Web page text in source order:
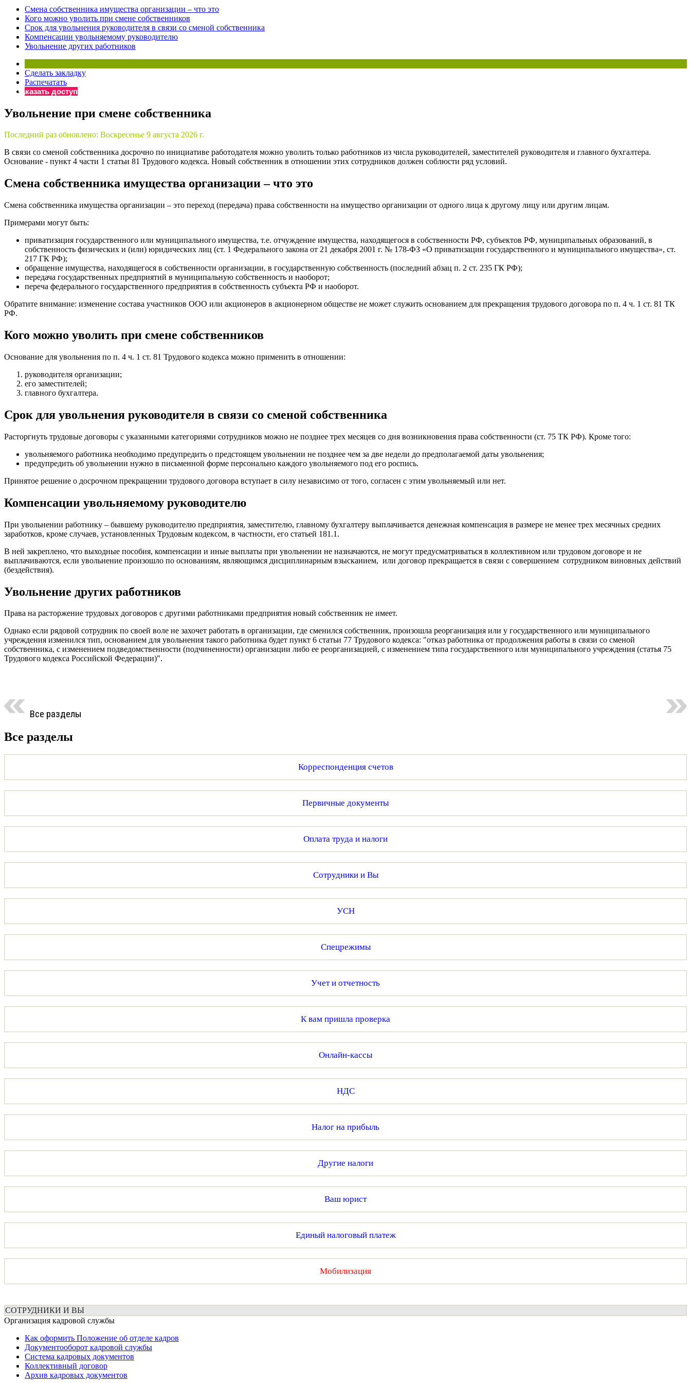
Бератор
«Практическая энциклопедия бухгалтера»
Материалы электронного журнала
«Практическая бухгалтерия»
Просто заполните форму, и мы вышлем вам на почту письмо с льготным счетом.
Смена собственника имущества организации – что это
Кого можно уволить при смене собственников
Срок для увольнения руководителя в связи со сменой собственника
Компенсации увольняемому руководителю
Увольнение других работников
Сделать закладку
Распечатать
Заказать доступ
Увольнение при смене собственника
Последний раз обновлено: Воскресенье 9 августа 2026 г.
В связи со сменой собственника досрочно по инициативе работодателя можно уволить только работников из числа руководителей, заместителей руководителя и главного бухгалтера.
Основание - пункт 4 части 1 статьи 81 Трудового кодекса. Новый собственник в отношении этих сотрудников должен соблюсти ряд условий.
Смена собственника имущества организации – что это
Смена собственника имущества организации – это переход (передача) права собственности на имущество организации от одного лица к другому лицу или другим лицам.
Примерами могут быть:
приватизация государственного или муниципального имущества, т.е. отчуждение имущества, находящегося в собственности РФ, субъектов РФ, муниципальных образований, в
собственность физических и (или) юридических лиц (ст. 1 Федерального закона от 21 декабря 2001 г. № 178-ФЗ «О приватизации государственного и муниципального имущества», ст.
217 ГК РФ);
обращение имущества, находящегося в собственности организации, в государственную собственность (последний абзац п. 2 ст. 235 ГК РФ);
передача государственных предприятий в муниципальную собственность и наоборот;
переча федерального государственного предприятия в собственность субъекта РФ и наоборот.
Обратите внимание: изменение состава участников ООО или акционеров в акционерном обществе не может служить основанием для прекращения трудового договора по п. 4 ч. 1 ст. 81 ТК
РФ.
Кого можно уволить при смене собственников
Основание для увольнения по п. 4 ч. 1 ст. 81 Трудового кодекса можно применить в отношении:
руководителя организации;
его заместителей;
главного бухгалтера.
Срок для увольнения руководителя в связи со сменой собственника
Расторгнуть трудовые договоры с указанными категориями сотрудников можно не позднее трех месяцев со дня возникновения права собственности (ст. 75 ТК РФ). Кроме того:
увольняемого работника необходимо предупредить о предстоящем увольнении не позднее чем за две недели до предполагаемой даты увольнения;
предупредить об увольнении нужно в письменной форме персонально каждого увольняемого под его роспись.
Принятое решение о досрочном прекращении трудового договора вступает в силу независимо от того, согласен с этим увольняемый или нет.
Компенсации увольняемому руководителю
При увольнении работнику – бывшему руководителю предприятия, заместителю, главному бухгалтеру выплачивается денежная компенсация в размере не менее трех месячных средних
заработков, кроме случаев, установленных Трудовым кодексом, в частности, его статьей 181.1.
В ней закреплено, что выходные пособия, компенсации и иные выплаты при увольнении не назначаются, не могут предусматриваться в коллективном или трудовом договоре и не
выплачиваются, если увольнение произошло по основаниям, являющимся дисциплинарным взысканием, или договор прекращается в связи с совершением сотрудником виновных действий
(бездействия).
Увольнение других работников
Права на расторжение трудовых договоров с другими работниками предприятия новый собственник не имеет.
Однако если рядовой сотрудник по своей воле не захочет работать в организации, где сменился собственник, произошла реорганизация или у государственного или муниципального
учреждения изменился тип, основанием для увольнения такого работника будет пункт 6 статьи 77 Трудового кодекса: "отказ работника от продолжения работы в связи со сменой
собственника, с изменением подведомственности (подчиненности) организации либо ее реорганизацией, с изменением типа государственного или муниципального учреждения (статья 75
Трудового кодекса Российской Федерации)".
Все разделы
Все разделы
Корреспонденция счетов
Первичные документы
Оплата труда и налоги
Сотрудники и Вы
УСН
Спецрежимы
Учет и отчетность
К вам пришла проверка
Онлайн-кассы
НДС
Налог на прибыль
Другие налоги
Ваш юрист
Единый налоговый платеж
Мобилизация
СОТРУДНИКИ И ВЫ
Организация кадровой службы
Как оформить Положение об отделе кадров
Документооборот кадровой службы
Система кадровых документов
Коллективный договор
Архив кадровых документов